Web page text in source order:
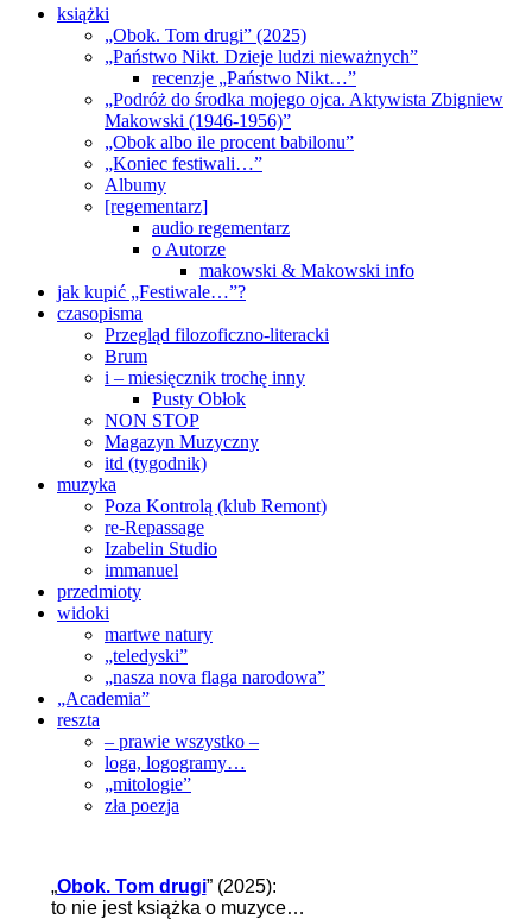
książki
„Obok. Tom drugi” (2025)
„Państwo Nikt. Dzieje ludzi nieważnych”
recenzje „Państwo Nikt…”
„Podróż do środka mojego ojca. Aktywista Zbigniew
Makowski (1946-1956)”
„Obok albo ile procent babilonu”
„Koniec festiwali…”
Albumy
[regementarz]
audio regementarz
o Autorze
makowski & Makowski info
jak kupić „Festiwale…”?
czasopisma
Przegląd filozoficzno-literacki
Brum
i – miesięcznik trochę inny
Pusty Obłok
NON STOP
Magazyn Muzyczny
itd (tygodnik)
muzyka
Poza Kontrolą (klub Remont)
re-Repassage
Izabelin Studio
immanuel
przedmioty
widoki
martwe natury
„teledyski”
„nasza nova flaga narodowa”
„Academia”
reszta
– prawie wszystko –
loga, logogramy…
„mitologie”
zła poezja
„Obok. Tom drugi” (2025):
to nie jest książka o muzyce…